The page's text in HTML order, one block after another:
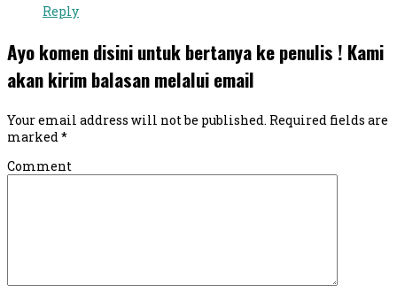
Reply
Ayo komen disini untuk bertanya ke penulis ! Kami
akan kirim balasan melalui email
Your email address will not be published. Required fields are
marked *
Comment